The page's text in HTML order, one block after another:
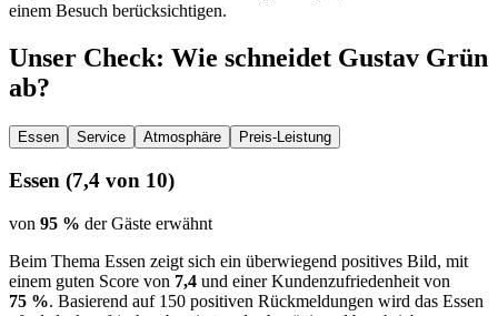
einem Besuch berücksichtigen.
Unser Check: Wie schneidet Gustav Grün
ab?
Essen Service Atmosphäre Preis-Leistung
Essen (7,4 von 10)
von 95 % der Gäste erwähnt
Beim Thema Essen zeigt sich ein überwiegend positives Bild, mit
einem guten Score von 7,4 und einer Kundenzufriedenheit von
75 %. Basierend auf 150 positiven Rückmeldungen wird das Essen